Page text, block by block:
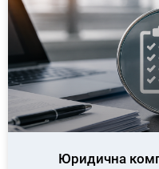
Юридична